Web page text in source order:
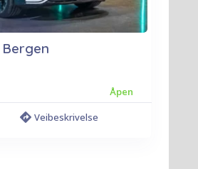
Åpen
Veibeskrivelse